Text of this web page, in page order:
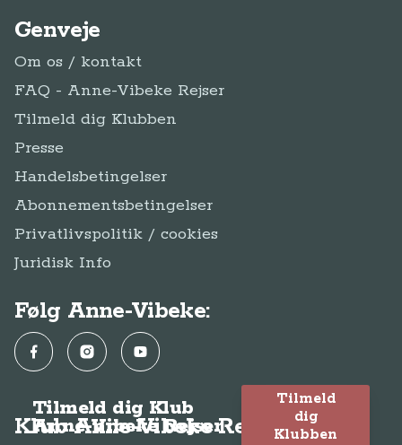
Genveje
Om os / kontakt
FAQ - Anne-Vibeke Rejser
Tilmeld dig Klubben
Presse
Handelsbetingelser
Abonnementsbetingelser
Privatlivspolitik / cookies
Juridisk Info
Følg Anne-Vibeke:
FacebookInstagramYouTube
Klub Anne-Vibeke Rejser
Tilmeld dig Klub
Anne-Vibeke Rejser
Tilmeld
dig
Klubben